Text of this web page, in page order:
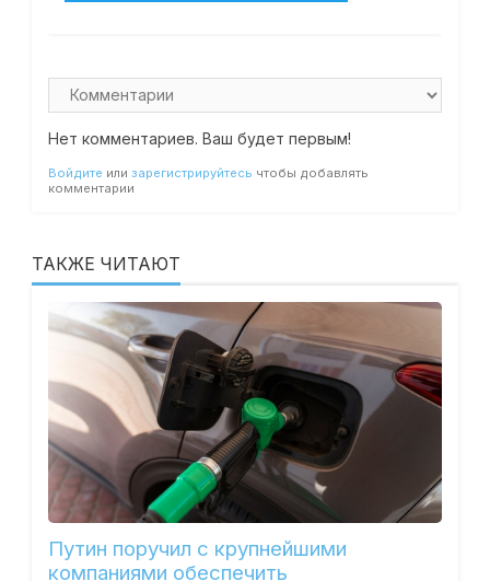
Нет комментариев. Ваш будет первым!
Войдите или зарегистрируйтесь чтобы добавлять
комментарии
ТАКЖЕ ЧИТАЮТ
Путин поручил с крупнейшими
компаниями обеспечить